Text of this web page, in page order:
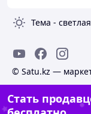
Тема - светлая
© Satu.kz —
Стать